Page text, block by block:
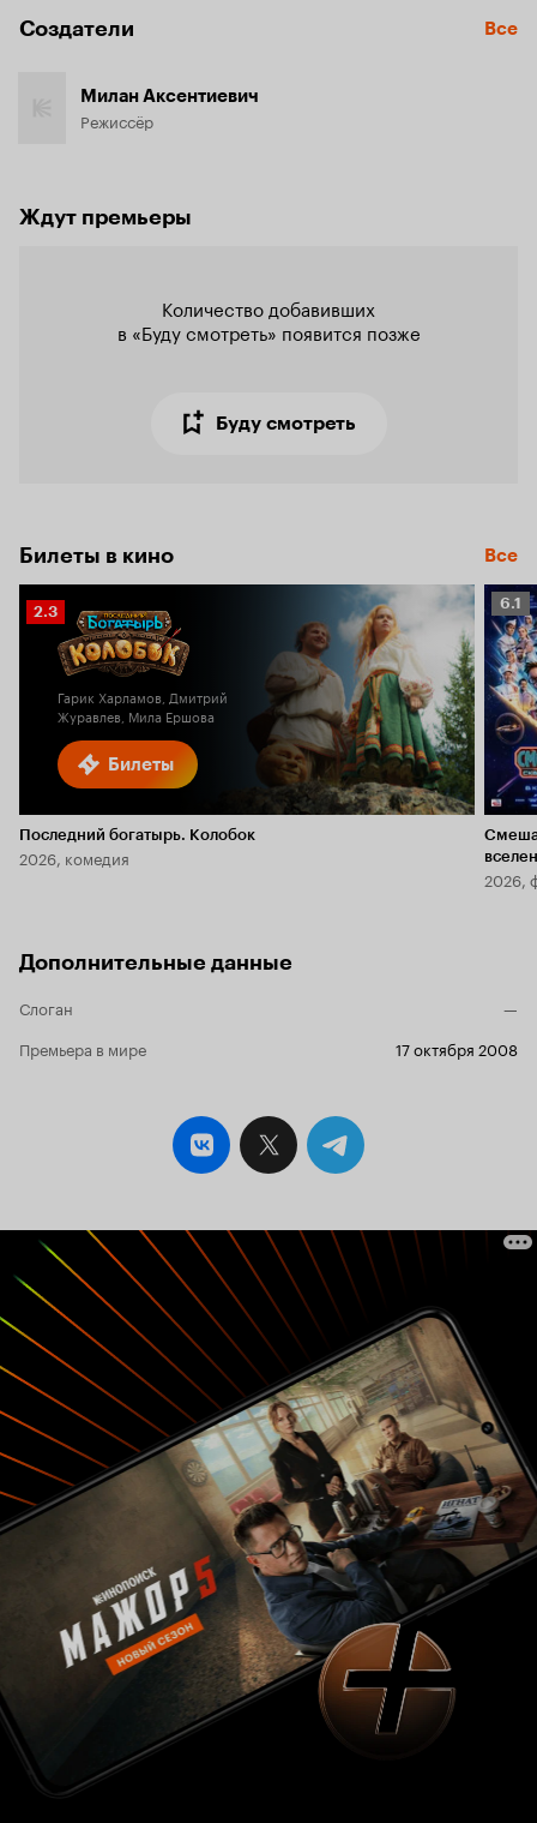
Создатели Все
Милан Аксентиевич
Режиссёр
Ждут премьеры
Количество добавивших
в «Буду смотреть» появится позже
Буду смотреть
Билеты в кино Все
Билеты
Рейтинг
Кинопоиска
2.3
Гарик Харламов, Дмитрий
Журавлев, Мила Ершова
Последний богатырь. Колобок
2026, комедия
6.1
6.1
2026,
Дополнительные данные
Слоган
—
Премьера в мире
17 октября 2008